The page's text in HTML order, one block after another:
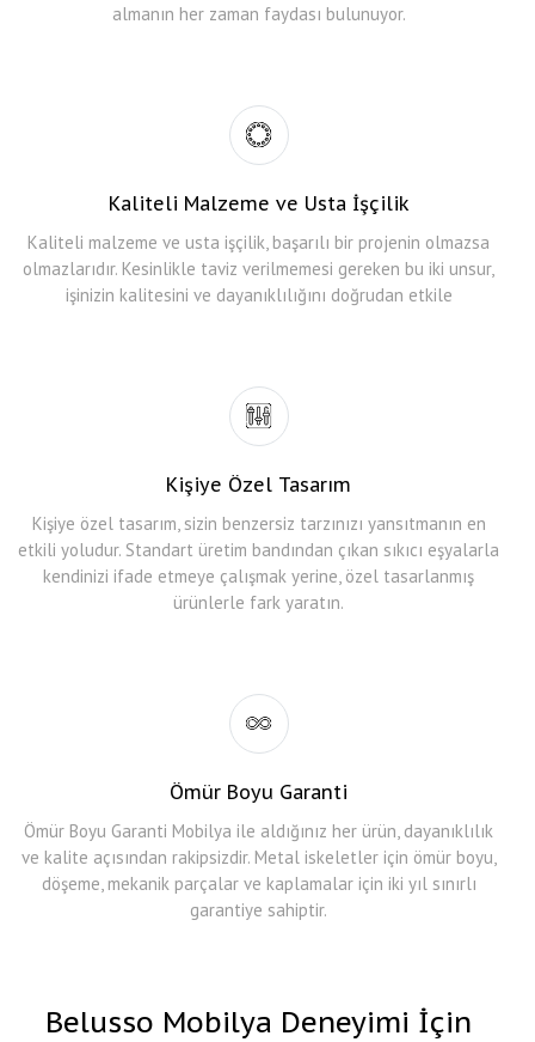
almanın her zaman faydası bulunuyor.
Kaliteli Malzeme ve Usta İşçilik
Kaliteli malzeme ve usta işçilik, başarılı bir projenin olmazsa
olmazlarıdır. Kesinlikle taviz verilmemesi gereken bu iki unsur,
işinizin kalitesini ve dayanıklılığını doğrudan etkile
Kişiye Özel Tasarım
Kişiye özel tasarım, sizin benzersiz tarzınızı yansıtmanın en
etkili yoludur. Standart üretim bandından çıkan sıkıcı eşyalarla
kendinizi ifade etmeye çalışmak yerine, özel tasarlanmış
ürünlerle fark yaratın.
Ömür Boyu Garanti
Ömür Boyu Garanti Mobilya ile aldığınız her ürün, dayanıklılık
ve kalite açısından rakipsizdir. Metal iskeletler için ömür boyu,
döşeme, mekanik parçalar ve kaplamalar için iki yıl sınırlı
garantiye sahiptir.
Belusso Mobilya Deneyimi İçin